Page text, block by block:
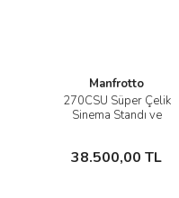
Manfrotto
270CSU Süper Çelik
Sinema Standı ve
38.500,00 TL
Görüntüle
Stokta Yok